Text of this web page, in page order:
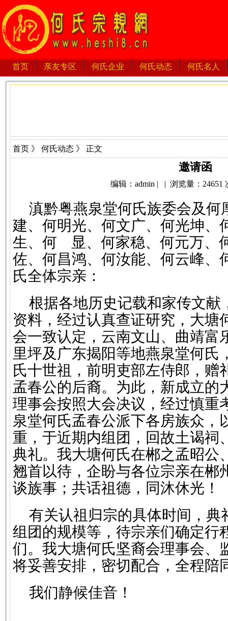
首页 亲友专区 何氏企业 何氏动态 何氏名人
首页 》 何氏动态 》 正文
邀请函
编辑：admin | | 浏览量：24651
滇黔粤燕泉堂何氏族委会及何
建、何明光、何文广、何光坤、
生、何 显、何家稳、何元万、
佐、何昌鸿、何汝能、何云峰
氏全体宗亲：
根据各地历史记载和家传文献
资料，经过认真查证研究，大塘
会一致认定，云南文山、曲靖富
里坪及广东揭阳等地燕泉堂何氏
氏十世祖，前明吏部左侍郎，赠
孟春公的后裔。为此，新成立的
理事会按照大会决议，经过慎重
泉堂何氏孟春公派下各房族众，
重，于近期内组团，回故土谒祠
典礼。我大塘何氏在郴之孟昭公
翘首以待，企盼与各位宗亲在郴
谈族事；共话祖德，同沐休光！
有关认祖归宗的具体时间，典
组团的规模等，待宗亲们确定行
们。我大塘何氏坚裔会理事会、
将妥善安排，密切配合，全程陪
我们静候佳音！